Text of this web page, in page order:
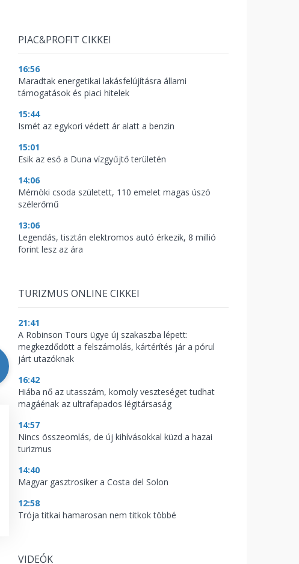
PIAC&PROFIT CIKKEI
16:56
Maradtak energetikai lakásfelújításra állami
támogatások és piaci hitelek
15:44
Ismét az egykori védett ár alatt a benzin
15:01
Esik az eső a Duna vízgyűjtő területén
14:06
Mérnöki csoda született, 110 emelet magas úszó
szélerőmű
13:06
Legendás, tisztán elektromos autó érkezik, 8 millió
forint lesz az ára
TURIZMUS ONLINE CIKKEI
21:41
A Robinson Tours ügye új szakaszba lépett:
megkezdődött a felszámolás, kártérítés jár a pórul
járt utazóknak
16:42
Hiába nő az utasszám, komoly veszteséget tudhat
magáénak az ultrafapados légitársaság
14:57
Nincs összeomlás, de új kihívásokkal küzd a hazai
turizmus
14:40
Magyar gasztrosiker a Costa del Solon
12:58
Trója titkai hamarosan nem titkok többé
VIDEÓK